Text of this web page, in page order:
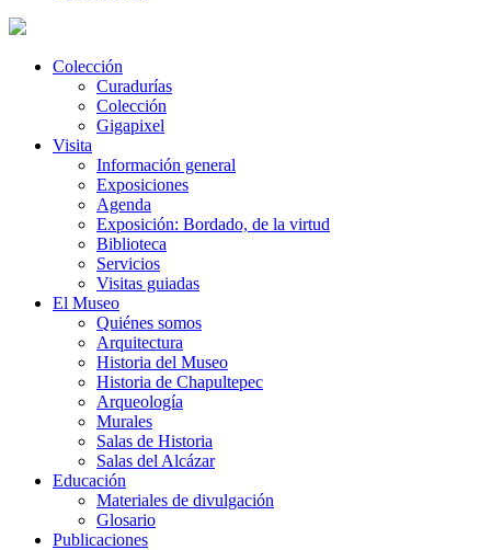
Colección
Curadurías
Colección
Gigapixel
Visita
Información general
Exposiciones
Agenda
Exposición: Bordado, de la virtud
Biblioteca
Servicios
Visitas guiadas
El Museo
Quiénes somos
Arquitectura
Historia del Museo
Historia de Chapultepec
Arqueología
Murales
Salas de Historia
Salas del Alcázar
Educación
Materiales de divulgación
Glosario
Publicaciones